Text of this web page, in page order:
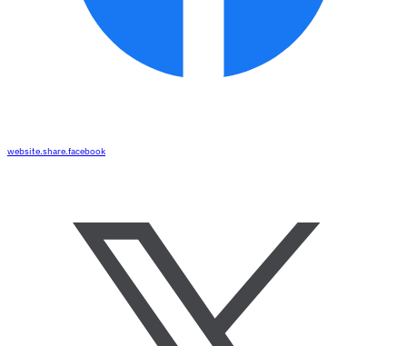
website.share.facebook